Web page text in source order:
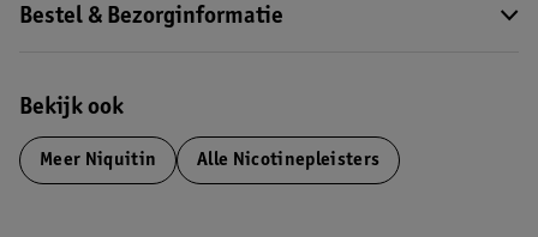
Bestel & Bezorginformatie
Bekijk ook
Meer Niquitin Alle Nicotinepleisters